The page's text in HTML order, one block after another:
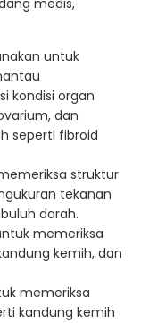
medis,
untuk
kondisi organ
dan
seperti fibroid
struktur
tekanan
darah.
memeriksa
kemih, dan
memeriksa
kandung kemih